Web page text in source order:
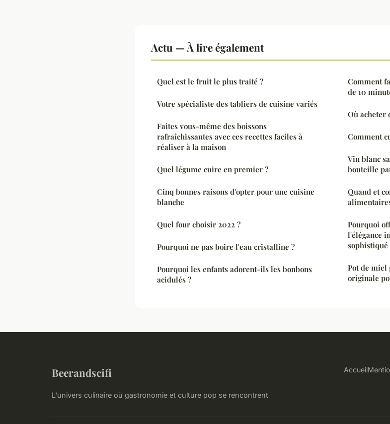
Actu — À lire également
Quel est le fruit le plus traité ?
Votre spécialiste des tabliers de cuisine variés
Faites vous-même des boissons
rafraîchissantes avec ces recettes faciles à
réaliser à la maison
Quel légume cuire en premier ?
Cinq bonnes raisons d'opter pour une cuisine
blanche
Quel four choisir 2022 ?
Pourquoi ne pas boire l'eau cristalline ?
Pourquoi les enfants adorent-ils les bonbons
acidulés ?
Comment
de 10
Où acheter
Comment
Vin blanc
bouteille
Quand et
Pourquoi
l'élégance
sophistiqué
Pot de miel
originale
Beerandscifi
L'univers culinaire où gastronomie et culture pop se rencontrent
Accueil